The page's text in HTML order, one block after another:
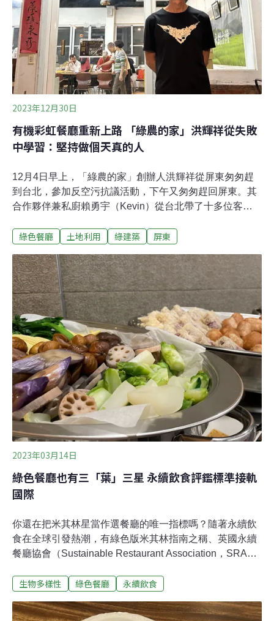
倆思考如何在傳統自然的食物中，創造出新的風味，比如
透過蒸煮過程，將常吃的麵疙瘩改成米疙瘩，設計適合的
食物，利用醃漬鳳梨提鮮入味，有著愛惜農作的心意。走
訪農友 理解土地上的故事
2023年12月30日
有機彩虹餐廳重新上路 「綠農的家」洪輝祥從失敗
中學習：堅持做個天真的人
12月4日早上，「綠農的家」創辦人洪輝祥從屏東匆匆趕
到台北，參加反空污抗議活動，下午又匆匆趕回屏東。其
合作夥伴兼私廚賴勇宇（Kevin）從台北帶了十多位客人
年1月重新開業，並於近日開始試營運。彩虹餐廳首次開
農運界、環保界有相當知名度，引來一波媒體報導。不過
三年後餐廳悄悄倒閉，洪輝祥揹負一身債，至今尚未還
清。當年餐廳怎麼會倒閉？當世界在推動永續的綠色農
業，台灣有足夠的永續綠色消費者嗎？洪輝祥聽完問題，
笑了一笑。打造理想綠建築基地 營業卻碰壁、人力吃緊是
原因之一有機食材市價較貴，容易令一般消費者卻步。洪
輝祥認為，要推廣有機農業，必須建立一個支持大量綠色
生產的系統，於是說服朋友，集資開辦有機餐廳，實行
「從產地到餐桌」理念。2014年，第一代彩虹餐廳在屏東
「綠農的家」開幕。股東們投資700萬
綠色餐廳 土地利用 綠建築 屏東
2023年03月14日
綠色餐廳也有三「葉」三星 永續飲食評鑑標準接軌
國際
你還在把米其林星當作選餐廳的唯一指標嗎？隨著永續飲
食在全球引發熱潮，有綠色版米其林指南之稱、英國永續
餐廳協會（Sustainable Restaurant Association，SRA）
永續準則評出不同星級的綠色餐廳。台灣「綠色餐飲指
正式簽署備忘錄，未來葉級評鑑將與國際標準接軌，為我
生物多樣性 綠色餐廳 永續飲食